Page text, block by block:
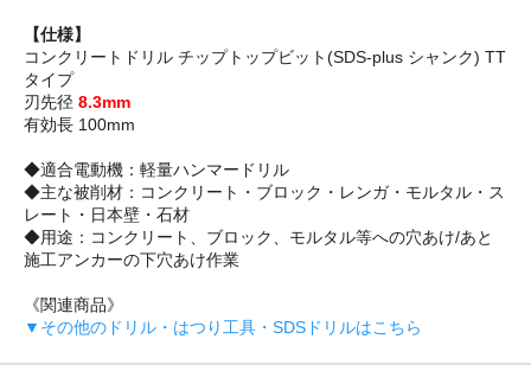
【仕様】
コンクリートドリル チップトップビット(SDS-plus シャンク) TT
タイプ
刃先径 8.3mm
有効長 100mm
◆適合電動機：軽量ハンマードリル
◆主な被削材：コンクリート・ブロック・レンガ・モルタル・ス
レート・日本壁・石材
◆用途：コンクリート、ブロック、モルタル等への穴あけ/あと
施工アンカーの下穴あけ作業
《関連商品》
▼その他のドリル・はつり工具・SDSドリルはこちら